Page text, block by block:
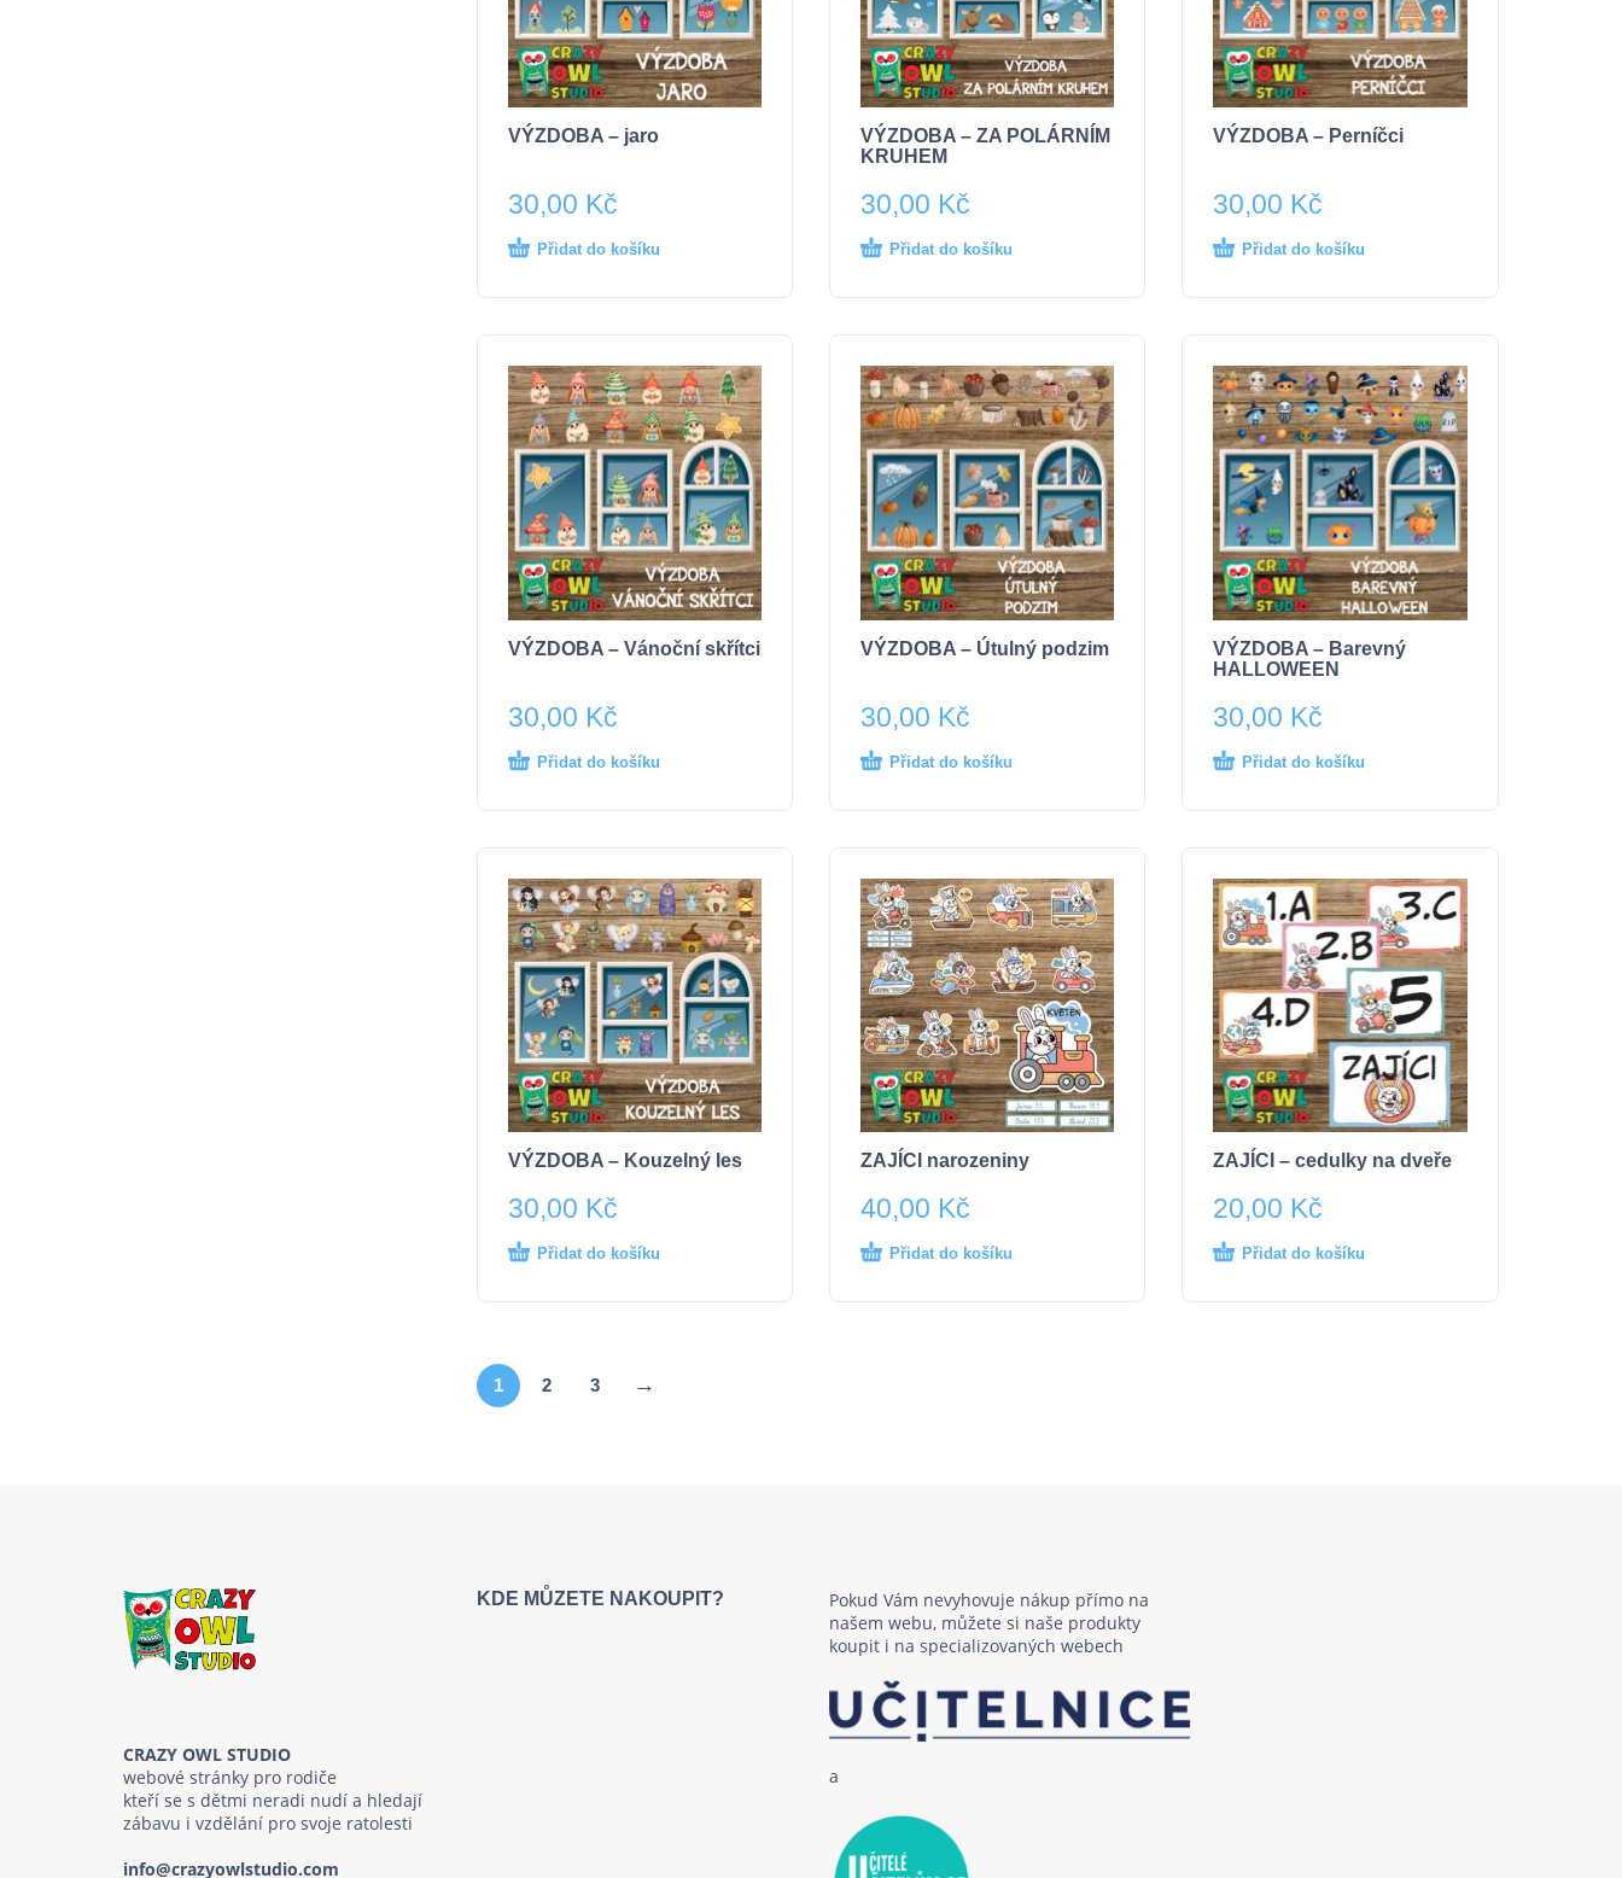
VÝZDOBA – jaro
30,00 Kč
Přidat do košíku
VÝZDOBA – ZA POLÁRNÍM
KRUHEM
30,00 Kč
Přidat do košíku
VÝZDOBA – Perníčci
30,00 Kč
Přidat do košíku
VÝZDOBA – Vánoční skřítci
30,00 Kč
Přidat do košíku
VÝZDOBA – Útulný podzim
30,00 Kč
Přidat do košíku
VÝZDOBA – Barevný
HALLOWEEN
30,00 Kč
Přidat do košíku
VÝZDOBA – Kouzelný les
30,00 Kč
Přidat do košíku
ZAJÍCI narozeniny
40,00 Kč
Přidat do košíku
ZAJÍCI – cedulky na dveře
20,00 Kč
Přidat do košíku
1 2 3 →
CRAZY OWL STUDIO
webové stránky pro rodiče
kteří se s dětmi neradi nudí a hledají
zábavu i vzdělání pro svoje ratolesti
info@crazyowlstudio.com
KDE MŮZETE NAKOUPIT?
Pokud Vám nevyhovuje nákup přímo na
našem webu, můžete si naše produkty
koupit i na specializovaných webech
a